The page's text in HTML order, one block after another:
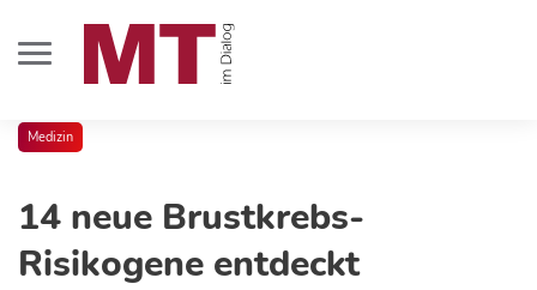
Medizin
14 neue Brustkrebs-
Risikogene entdeckt